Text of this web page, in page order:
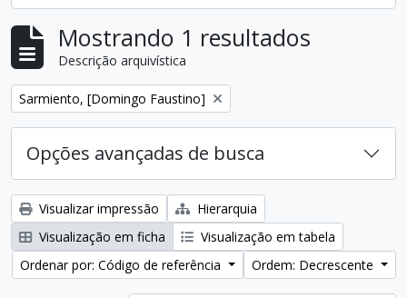
Mostrando 1 resultados
Descrição arquivística
Remover filtro:
Sarmiento, [Domingo Faustino]
Opções avançadas de busca
Visualizar impressão
Hierarquia
Visualização em ficha
Visualização em tabela
Ordenar por: Código de referência
Ordem: Decrescente